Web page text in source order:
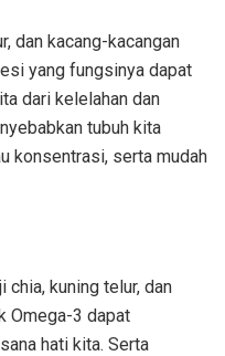
dan kacang-kacangan
yang fungsinya dapat
dari kelelahan dan
tubuh kita
konsentrasi, serta mudah
chia, kuning telur, dan
Omega-3 dapat
hati kita. Serta